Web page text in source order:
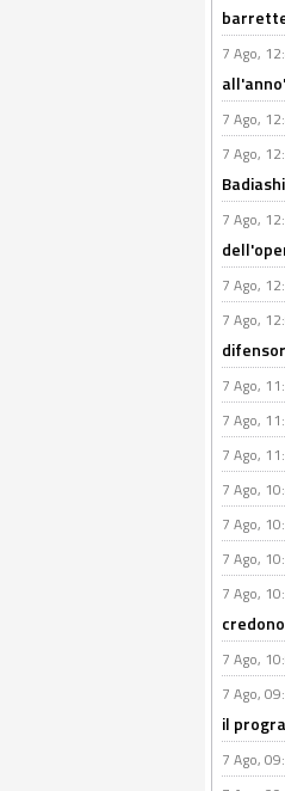
7 Ago,
7 Ago,
7 Ago,
7 Ago,
7 Ago,
7 Ago,
7 Ago,
7 Ago,
7 Ago,
7 Ago,
7 Ago,
7 Ago,
7 Ago,
7 Ago,
7 Ago,
il
7 Ago,